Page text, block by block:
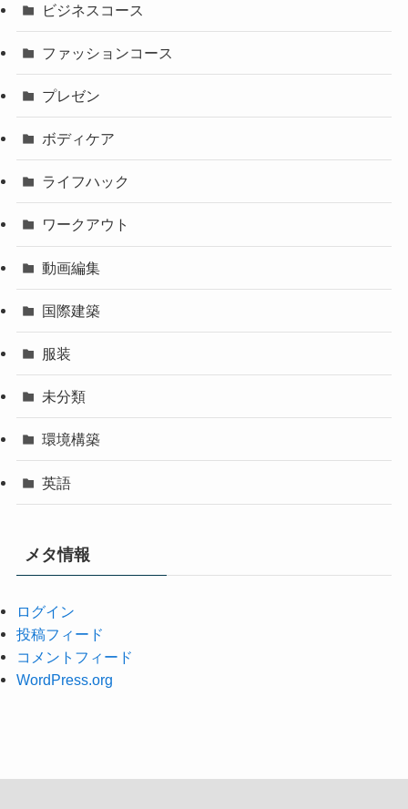
ビジネスコース
ファッションコース
プレゼン
ボディケア
ライフハック
ワークアウト
動画編集
国際建築
服装
未分類
環境構築
英語
メタ情報
ログイン
投稿フィード
コメントフィード
WordPress.org